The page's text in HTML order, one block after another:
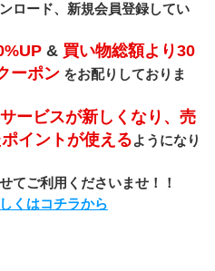
ロード、新規会員登録してい
& 買い物総額より30
ーポン をお配りしておりま
ービスが新しくなり、売
イントが使えるようになり
てご利用くださいませ！！
くはコチラから